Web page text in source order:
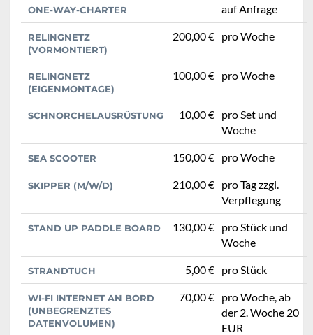
ONE-WAY-CHARTER auf Anfrage
RELINGNETZ
(VORMONTIERT)
200,00 € pro Woche
RELINGNETZ
(EIGENMONTAGE)
100,00 € pro Woche
SCHNORCHELAUSRÜSTUNG 10,00 € pro Set und
Woche
SEA SCOOTER 150,00 € pro Woche
SKIPPER (M/W/D) 210,00 € pro Tag zzgl.
Verpflegung
STAND UP PADDLE BOARD 130,00 € pro Stück und
Woche
STRANDTUCH 5,00 € pro Stück
WI-FI INTERNET AN BORD
(UNBEGRENZTES
DATENVOLUMEN)
70,00 € pro Woche, ab
der 2. Woche 20
EUR